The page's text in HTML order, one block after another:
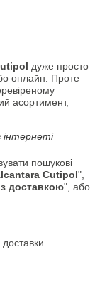
дуже просто
онлайн. Проте
асортимент,
пошукові
Cutipol",
доставкою", або